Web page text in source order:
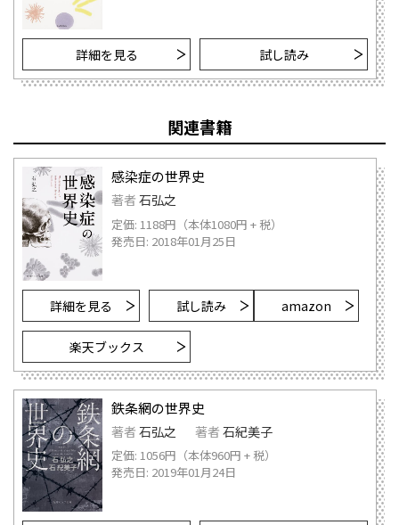
詳細を見る 試し読み
関連書籍
感染症の世界史
著者 石弘之
定価: 1188円（本体1080円 + 税）
発売日: 2018年01月25日
詳細を見る 試し読み amazon
楽天ブックス
鉄条網の世界史
著者 石弘之 著者 石紀美子
定価: 1056円（本体960円 + 税）
発売日: 2019年01月24日